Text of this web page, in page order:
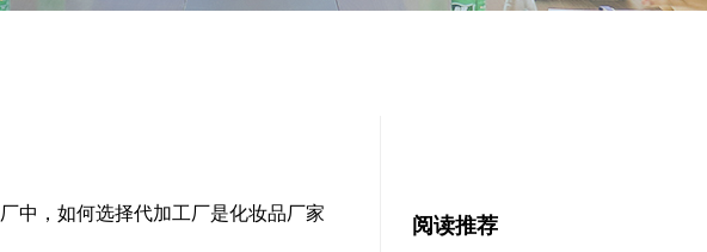
阅读推荐
厂中，如何选择代加工厂是化妆品厂家